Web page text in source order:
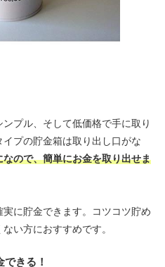
プル、そして低価格で手に取り
プの貯金箱は取り出し口がな
ので、簡単にお金を取り出せま
に貯金できます。コツコツ貯め
い方におすすめです。
きる！